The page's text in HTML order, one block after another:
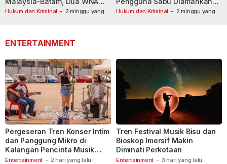
Hukum dan Kriminal - 2 minggu yang
Masih Diburu
Hukum dan Kriminal - 2 minggu yang
Usai Dilaporkan ke Call Center
ENTERTAINMENT
Entertainment - 2 hari yang lalu
Pergeseran Tren Konser Intim
dan Panggung Mikro di
Kalangan Pencinta Musik
Indonesia
Entertainment - 3 hari yang lalu
Tren Festival Musik Bisu dan
Bioskop Imersif Makin
Diminati Perkotaan